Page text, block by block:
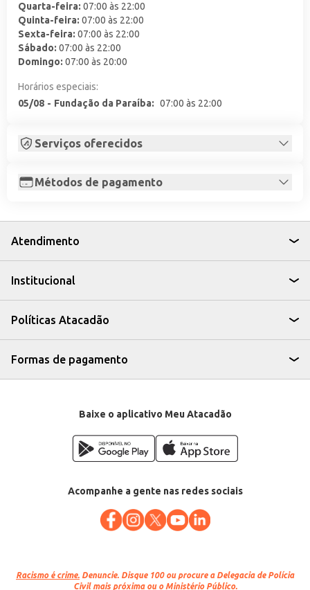
Quarta-feira: 07:00 às 22:00
Quinta-feira: 07:00 às 22:00
Sexta-feira: 07:00 às 22:00
Sábado: 07:00 às 22:00
Domingo: 07:00 às 20:00
Horários especiais:
05/08 - Fundação da Paraíba: 07:00 às 22:00
Serviços oferecidos
Métodos de pagamento
Atendimento
Institucional
Políticas Atacadão
Formas de pagamento
Baixe o aplicativo Meu Atacadão
Acompanhe a gente nas redes sociais
Racismo é crime. Denuncie. Disque 100 ou procure a Delegacia de Polícia
Civil mais próxima ou o Ministério Público.